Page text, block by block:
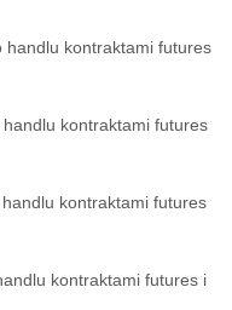
handlu kontraktami futures
kontraktami futures
kontraktami futures
kontraktami futures i